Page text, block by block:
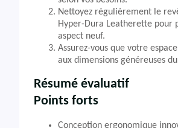
Nettoyez régulièrement le
Hyper-Dura Leatherette pour
aspect neuf.
Assurez-vous que votre
aux dimensions généreuses
Résumé évaluatif
Points forts
Conception ergonomique